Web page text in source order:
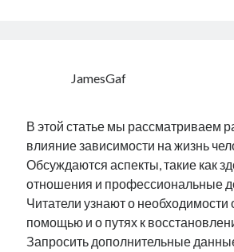
JamesGaf
В этой статье мы рассматриваем
влияние зависимости на жизнь
Обсуждаются аспекты, такие как
отношения и профессиональные
Читатели узнают о
помощью и о путях к
Запросить дополнительные